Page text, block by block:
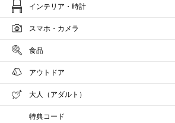
インテリア・時計
スマホ・カメラ
食品
アウトドア
大人（アダルト）
特典コード